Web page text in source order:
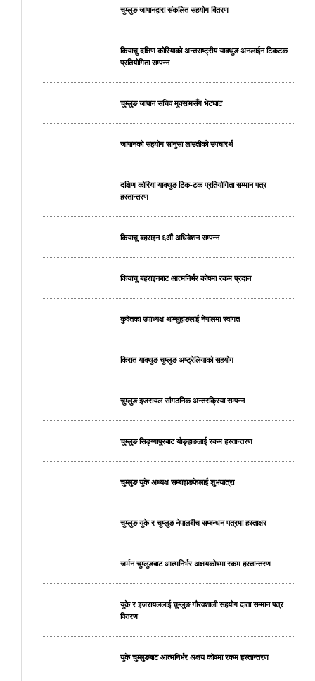
चुम्लुङ जापानद्वारा संकलित सहयोग बितरण
कियाचु दक्षिण कोरियाको अन्तराष्ट्रीय याक्थुङ अनलाईन टिकटक
प्रतियोगिता सम्पन्न
चुम्लुङ जापान सचिव मुक्सामसँग भेटघाट
जापानको सहयोग सानुसा लाउतीको उपचारर्थ
दक्षिण कोरिया याक्थुङ टिक-टक प्रतियोगिता सम्मान पत्र
हस्तान्तरण
कियाचु बहराइन ६औं अधिवेशन सम्पन्न
कियाचु बहराइनबाट आत्मनिर्भर कोषमा रकम प्रदान
कुवेतका उपाध्यक्ष थाम्सुहाङलाई नेपालमा स्वागत
किरात याक्थुङ चुम्लुङ अष्ट्रेलियाको सहयोग
चुम्लुङ इजरायल सांगठनिक अन्तरक्रिया सम्पन्न
चुम्लुङ सिङ्ग्गापुरबाट योङ्हाङलाई रकम हस्तान्तरण
चुम्लुङ युके अध्यक्ष सम्बाहाङफेलाई शुभयात्रा
चुम्लुङ युके र चुम्लुङ नेपालबीच सम्बन्धन पत्रमा हस्ताक्षर
जर्मन चुम्लुङबाट आत्मनिर्भर अक्षयकोषमा रकम हस्तान्तरण
युके र इजरायललाई चुम्लुङ गौरवशाली सहयोग दाता सम्मान पत्र
वितरण
युके चुम्लुङबाट आत्मनिर्भर अक्षय कोषमा रकम हस्तान्तरण